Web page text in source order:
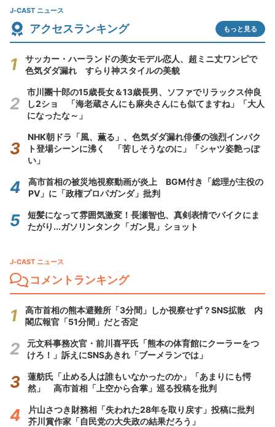
J-CAST ニュース
アクセスランキング もっと見る
サッカー・ハーランドの美女モデル恋人、超ミニ丈ワンピで
色気ダダ漏れ すらり神スタイルの美貌
市川團十郎の15歳長女＆13歳長男、ソファでリラックス仲良
し2ショ 「海老蔵さんにも麻央さんにも似てますね」「大人
になったな～」
NHK朝ドラ「風、薫る」、色気ダダ漏れ俳優の強烈インパク
ト登場シーンに沸く 「苦しそうなのに」「シャツ姿艶っぽ
い」
高市首相の被災地視察動画が炎上 BGM付き「総理が主役の
PV」に「政権プロパガンダ」批判
短髪になって雰囲気激変！長瀬智也、真剣表情でバイクにま
たがり...ガソリンタンク「ガン見」ショット
J-CAST ニュース
コメントランキング
高市首相の熊本避難所「3分間」しか視察せず？SNS拡散 内
閣広報官「51分間」だと否定
元文科事務次官・前川喜平氏「熊本の体育館にクーラーをつ
けろ！」訴えにSNSあきれ「ブーメランでは」
蓮舫氏「止める人は誰もいなかったのか」「あまりにも愕
然」 高市首相「上空から合掌」巡る投稿を批判
片山さつき財務相「失われた28年を取り戻す」投稿に批判
芥川賞作家「自民党の大失政の結果だろう」